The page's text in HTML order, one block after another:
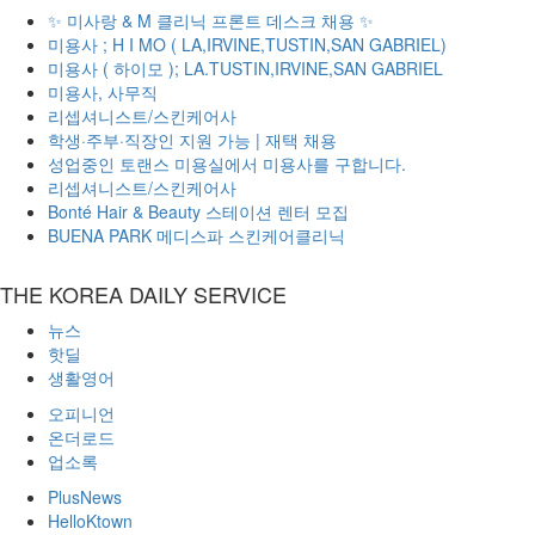
✨ 미사랑 & M 클리닉 프론트 데스크 채용 ✨
미용사 ; H I MO ( LA,IRVINE,TUSTIN,SAN GABRIEL)
미용사 ( 하이모 ); LA.TUSTIN,IRVINE,SAN GABRIEL
미용사, 사무직
리셉셔니스트/스킨케어사
학생·주부·직장인 지원 가능 | 재택 채용
성업중인 토랜스 미용실에서 미용사를 구합니다.
리셉셔니스트/스킨케어사
Bonté Hair & Beauty 스테이션 렌터 모집
BUENA PARK 메디스파 스킨케어클리닉
THE KOREA DAILY SERVICE
뉴스
핫딜
생활영어
오피니언
온더로드
업소록
PlusNews
HelloKtown